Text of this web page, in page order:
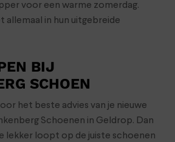
voor een warme zomerdag.
allemaal in hun uitgebreide
BIJ
SCHOEN
het beste advies van je nieuwe
Schoenen in Geldrop. Dan
lekker loopt op de juiste schoenen